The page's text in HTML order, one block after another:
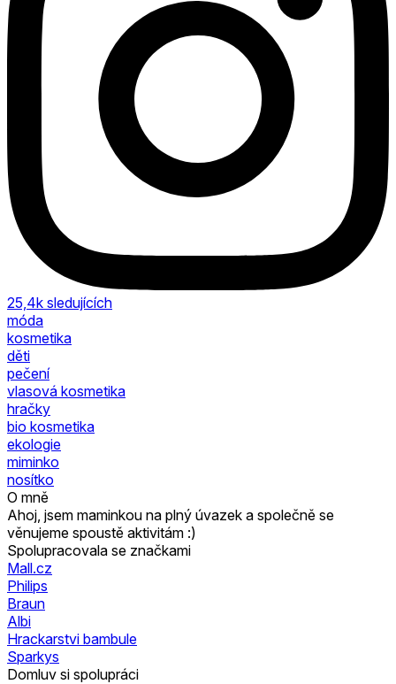
25,4k sledujících
móda
kosmetika
děti
pečení
vlasová kosmetika
hračky
bio kosmetika
ekologie
miminko
nosítko
O mně
Ahoj, jsem maminkou na plný úvazek a společně se
věnujeme spoustě aktivitám :)
Spolupracovala se značkami
Mall.cz
Philips
Braun
Albi
Hrackarstvi bambule
Sparkys
Domluv si spolupráci